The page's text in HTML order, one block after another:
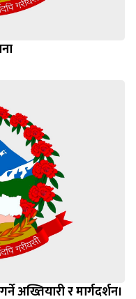
अख्तियारी र मार्गदर्शन।